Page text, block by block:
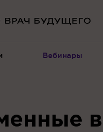
Вебинары